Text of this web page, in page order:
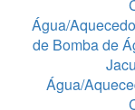
Água/
de Bomba de
Água/